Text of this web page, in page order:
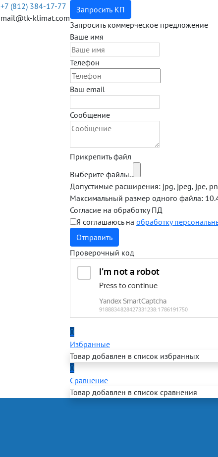
+7 (812) 384-17-77
mail@tk-klimat.com
Запросить КП
Запросить коммерческое предложение
Ваше имя
Телефон
Ваш email
Сообщение
Прикрепить файл
Выберите файлы..
Допустимые расширения: jpg, jpeg, jpe,
Максимальный размер одного файла:
Согласие на обработку ПД
Я соглашаюсь на обработку
Отправить
Проверочный код
0
Избранные
Товар добавлен в список избранных
0
Сравнение
Товар добавлен в список сравнения